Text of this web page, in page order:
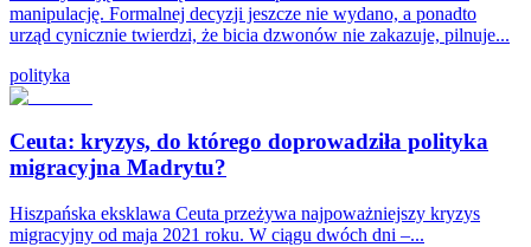
manipulację. Formalnej decyzji jeszcze nie wydano, a ponadto
urząd cynicznie twierdzi, że bicia dzwonów nie zakazuje, pilnuje...
polityka
Ceuta: kryzys, do którego doprowadziła polityka
migracyjna Madrytu?
Hiszpańska eksklawa Ceuta przeżywa najpoważniejszy kryzys
migracyjny od maja 2021 roku. W ciągu dwóch dni –...